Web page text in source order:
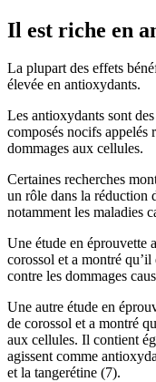
Il est riche en
La plupart des effets
élevée en antioxydants.
Les antioxydants sont
composés nocifs appelés
dommages aux cellules.
Certaines recherches
un rôle dans la réduction
notamment les maladies
Une étude en éprouvette
corossol et a montré
contre les dommages
Une autre étude en
de corossol et a montré
aux cellules. Il contient
agissent comme
et la tangerétine (7).